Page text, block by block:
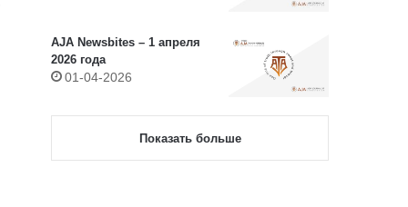
AJA Newsbites – 1 апреля
2026 года
01-04-2026
Показать больше